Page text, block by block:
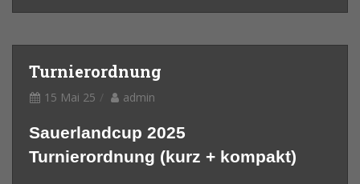
Turnierordnung
15 Mai 25 admin
Sauerlandcup 2025
Turnierordnung (kurz + kompakt)